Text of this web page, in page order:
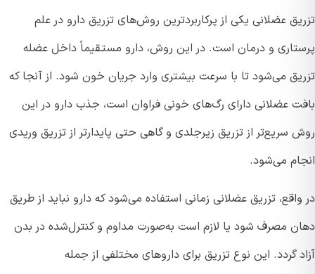
عضلانی یکی از پرکاربردترین روش‌های تزریق دارو در علم
و درمان است. در این روش، دارو مستقیماً داخل عضله
می‌شود تا با سرعت بیشتری وارد جریان خون شود. از آنجا که
عضلانی دارای رگ‌های خونی فراوان است، جذب دارو در این
سریع‌تر از تزریق زیرجلدی و گاهی حتی پایدارتر از تزریق وریدی
می‌شود.
تزریق عضلانی زمانی استفاده می‌شود که دارو نباید از طریق
مصرف شود یا لازم است به‌صورت مداوم و کنترل‌شده در بدن
گردد. این نوع تزریق برای داروهای مختلفی از جمله